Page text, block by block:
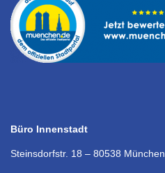
Büro Innenstadt
Steinsdorfstr. 18 – 80538 München